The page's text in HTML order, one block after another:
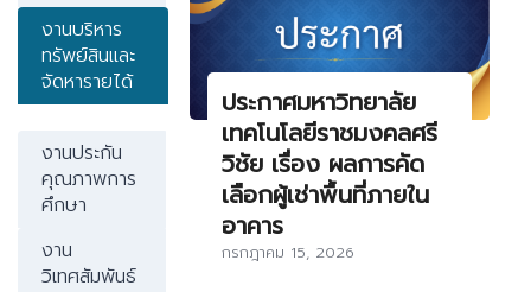
งานบริหาร
ทรัพย์สินและ
จัดหารายได้
งานประกัน
คุณภาพการ
ศึกษา
งาน
วิเทศสัมพันธ์
ประกาศมหาวิทยาลัย
เทคโนโลยีราชมงคลศรี
วิชัย เรื่อง ผลการคัด
เลือกผู้เช่าพื้นที่ภายใน
อาคาร
กรกฎาคม 15, 2026